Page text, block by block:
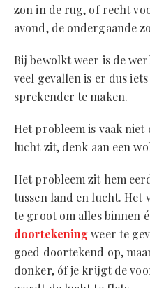
zon in de rug, of recht
avond, de ondergaande
Bij bewolkt weer is de
veel gevallen is er dus
sprekender te maken.
Het probleem is vaak
lucht zit, denk aan een
Het probleem zit hem
tussen land en lucht. Het
te groot om alles binnen
doortekeningweer te
goed doortekend op,
donker, óf je krijgt de